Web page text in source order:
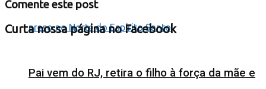
Pai vem do RJ, retira o filho à força da mãe e
Comente este post
Curta nossa página no Facebook